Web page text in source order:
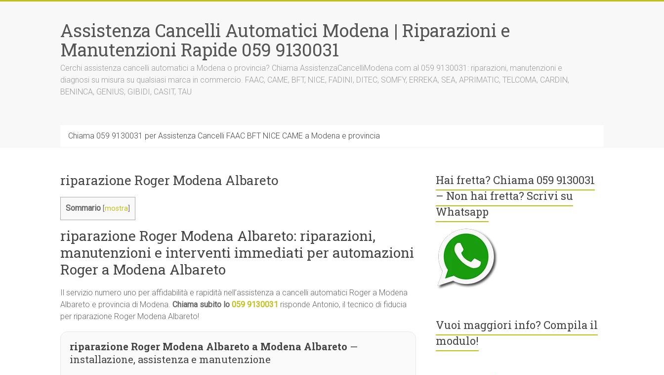
Assistenza Cancelli Automatici Modena | Riparazioni e
Manutenzioni Rapide 059 9130031
Cerchi assistenza cancelli automatici a Modena o provincia? Chiama AssistenzaCancelliModena.com al 059 9130031: riparazioni, manutenzioni e
diagnosi su misura su qualsiasi marca in commercio. FAAC, CAME, BFT, NICE, FADINI, DITEC, SOMFY, ERREKA, SEA, APRIMATIC, TELCOMA, CARDIN,
BENINCA, GENIUS, GIBIDI, CASIT, TAU
Chiama 059 9130031 per Assistenza Cancelli FAAC BFT NICE CAME a Modena e provincia
riparazione Roger Modena Albareto
Sommario mostra
riparazione Roger Modena Albareto: riparazioni,
manutenzioni e interventi immediati per automazioni
Roger a Modena Albareto
Il servizio numero uno per affidabilità e rapidità nell’assistenza a cancelli automatici Roger a Modena
Albareto e provincia di Modena. Chiama subito lo 059 9130031 risponde Antonio, il tecnico di fiducia
per riparazione Roger Modena Albareto!
riparazione Roger Modena Albareto a Modena Albareto —
installazione, assistenza e manutenzione
Hai fretta? Chiama 059 9130031
– Non hai fretta? Scrivi su
Whatsapp
Vuoi maggiori info? Compila il
modulo!